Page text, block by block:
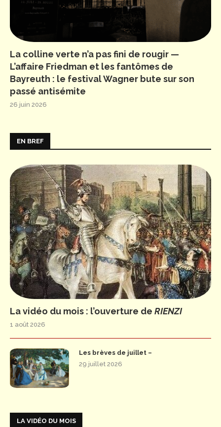
La colline verte n’a pas fini de rougir —
L’affaire Friedman et les fantômes de
Bayreuth : le festival Wagner bute sur son
passé antisémite
26 juin 2026
EN BREF
La vidéo du mois : l’ouverture de RIENZI
1 août 2026
Les brèves de juillet –
29 juillet 2026
LA VIDÉO DU MOIS